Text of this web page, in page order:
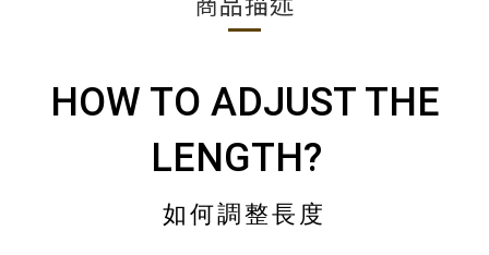
HOW TO ADJUST THE
LENGTH?
如何調整長度